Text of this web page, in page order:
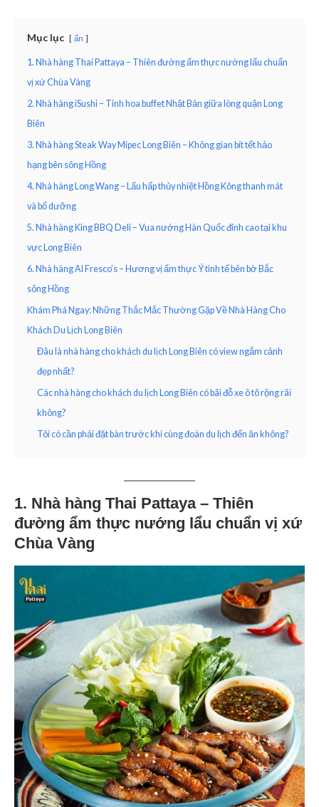
Mục lục ẩn
1. Nhà hàng Thai Pattaya – Thiên đường ẩm thực nướng lẩu chuẩn
vị xứ Chùa Vàng
2. Nhà hàng iSushi – Tinh hoa buffet Nhật Bản giữa lòng quận Long
Biên
3. Nhà hàng Steak Way Mipec Long Biên – Không gian bít tết hảo
hạng bên sông Hồng
4. Nhà hàng Long Wang – Lẩu hấp thủy nhiệt Hồng Kông thanh mát
và bổ dưỡng
5. Nhà hàng King BBQ Deli – Vua nướng Hàn Quốc đỉnh cao tại khu
vực Long Biên
6. Nhà hàng Al Fresco’s – Hương vị ẩm thực Ý tinh tế bên bờ Bắc
sông Hồng
Khám Phá Ngay: Những Thắc Mắc Thường Gặp Về Nhà Hàng Cho
Khách Du Lịch Long Biên
Đâu là nhà hàng cho khách du lịch Long Biên có view ngắm cảnh
đẹp nhất?
Các nhà hàng cho khách du lịch Long Biên có bãi đỗ xe ô tô rộng rãi
không?
Tôi có cần phải đặt bàn trước khi cùng đoàn du lịch đến ăn không?
1. Nhà hàng Thai Pattaya – Thiên
đường ẩm thực nướng lẩu chuẩn vị xứ
Chùa Vàng